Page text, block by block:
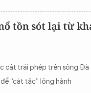
tồn sót lại từ
cát trái phép trên sông Đà
“cát tặc” lộng hành